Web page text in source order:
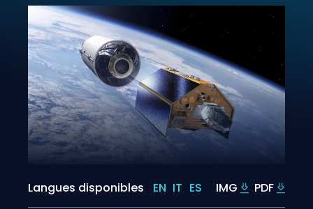
Langues disponibles EN IT ES IMG PDF